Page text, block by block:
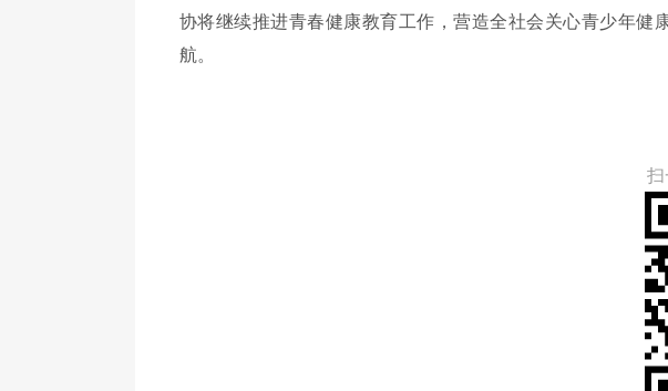
协将继续推进青春健康教育工作，营造全社会关心青少年健
航。
扫